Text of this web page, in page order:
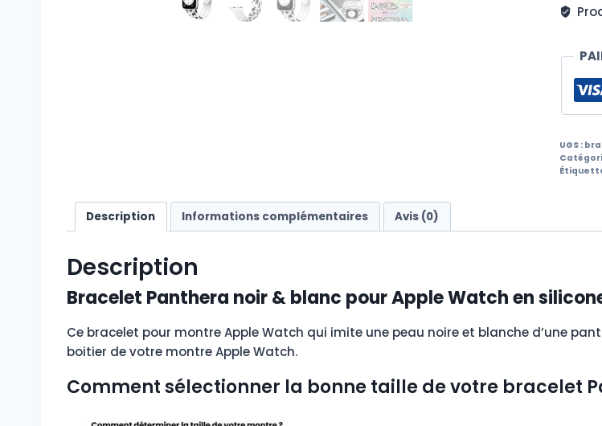
UGS :
Description Informations complémentaires Avis (0)
Description
Bracelet Panthera noir & blanc pour Apple Watch en
Ce bracelet pour montre Apple Watch qui imite une peau noire et blanche d’une
boitier de votre montre Apple Watch.
Comment sélectionner la bonne taille de votre bracelet